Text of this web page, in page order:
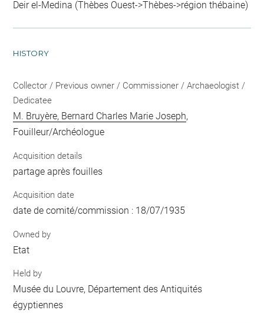
Deir el-Medina (Thèbes Ouest->Thèbes->région thébaine)
HISTORY
Collector / Previous owner / Commissioner / Archaeologist /
Dedicatee
M. Bruyère, Bernard Charles Marie Joseph,
Fouilleur/Archéologue
Acquisition details
partage après fouilles
Acquisition date
date de comité/commission : 18/07/1935
Owned by
Etat
Held by
Musée du Louvre, Département des Antiquités
égyptiennes